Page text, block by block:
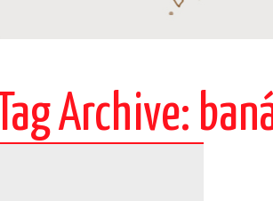
Tag Archive: